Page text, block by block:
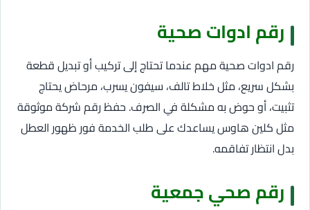
رقم ادوات صحية
رقم ادوات صحية مهم عندما تحتاج إلى تركيب أو تبديل قطعة
بشكل سريع، مثل خلاط تالف، سيفون يسرب، مرحاض يحتاج
تثبيت، أو حوض به مشكلة في الصرف. حفظ رقم شركة موثوقة
مثل كلين هاوس يساعدك على طلب الخدمة فور ظهور العطل
بدل انتظار تفاقمه.
رقم صحي جمعية